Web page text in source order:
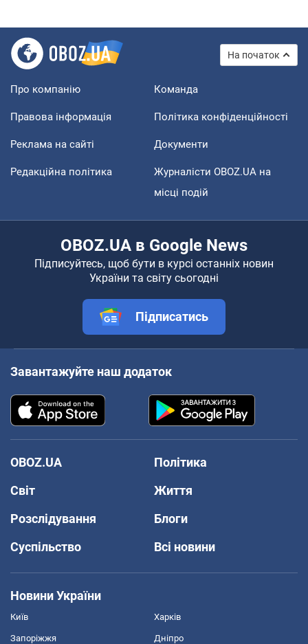
На початок
Про компанію Команда
Правова інформація Політика конфіденційності
Реклама на сайті Документи
Редакційна політика
Журналісти OBOZ.UA на
місці подій
OBOZ.UA в Google News
Підписуйтесь, щоб бути в курсі останніх новин
України та світу сьогодні
Підписатись
Завантажуйте наш додаток
OBOZ.UA
Політика
Світ
Життя
Розслідування
Блоги
Суспільство
Всі новини
Новини України
Київ Харків
Запоріжжя Дніпро